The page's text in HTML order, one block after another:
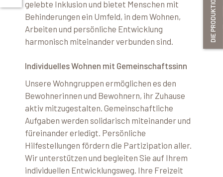
gelebte Inklusion und bietet Menschen mit
Behinderungen ein Umfeld, in dem Wohnen,
Arbeiten und persönliche Entwicklung
harmonisch miteinander verbunden sind.
Individuelles Wohnen mit Gemeinschaftssinn
Unsere Wohngruppen ermöglichen es den
Bewohnerinnen und Bewohnern, ihr Zuhause
aktiv mitzugestalten. Gemeinschaftliche
Aufgaben werden solidarisch miteinander und
füreinander erledigt. Persönliche
Hilfestellungen fördern die Partizipation aller.
Wir unterstützen und begleiten Sie auf Ihrem
individuellen Entwicklungsweg. Ihre Freizeit